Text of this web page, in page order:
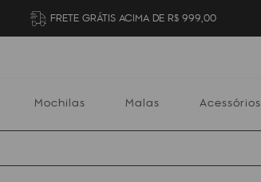
FRETE GRÁTIS ACIMA DE R$ 999,00
Mochilas Malas Acessórios